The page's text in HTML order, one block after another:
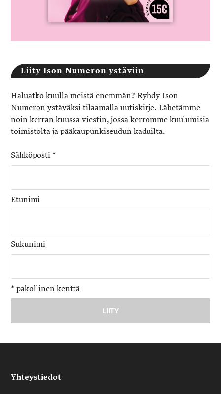
Liity Ison Numeron ystäviin
Haluatko kuulla meistä enemmän? Ryhdy Ison
Numeron ystäväksi tilaamalla uutiskirje. Lähetämme
noin kerran kuussa viestin, jossa kerromme kuulumisia
toimistolta ja pääkaupunkiseudun kaduilta.
Sähköposti *
Etunimi
Sukunimi
* pakollinen kenttä
Yhteystiedot